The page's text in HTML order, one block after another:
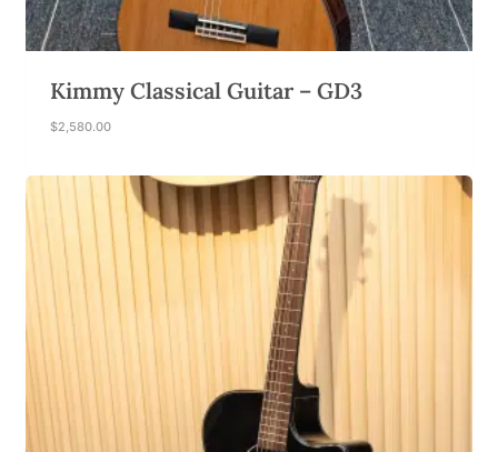
Kimmy Classical Guitar – GD3
$2,580.00